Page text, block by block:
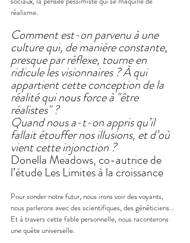
réalisme.
Comment est-on parvenu à une
culture qui, de manière constante,
presque par réflexe, tourne en
ridicule les visionnaires ? À qui
appartient cette conception de la
réalité qui nous force à "être
réalistes" ?
Quand nous a-t-on appris qu’il
fallait étouffer nos illusions, et d’où
vient cette injonction ?
Donella Meadows, co-autrice de
l’étude Les Limites à la croissance
Pour sonder notre futur, nous irons voir des voyants,
nous parlerons avec des scientifiques, des généticiens...
Et à travers cette fable personnelle, nous raconterons
une quête universelle.